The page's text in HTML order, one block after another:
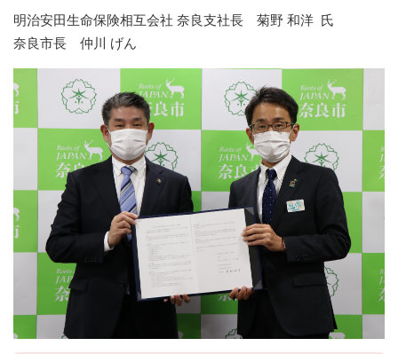
明治安田生命保険相互会社 奈良支社長 菊野 和洋 氏
奈良市長 仲川 げん